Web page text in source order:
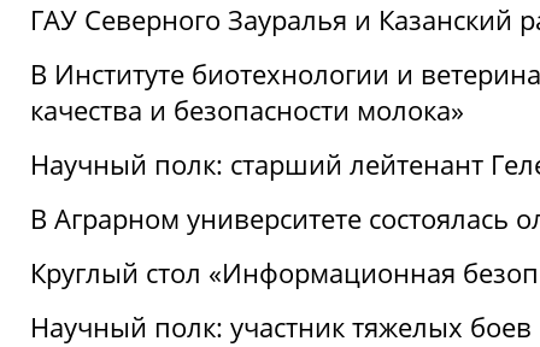
ГАУ Северного Зауралья и Казанский
В Институте биотехнологии и
качества и безопасности молока»
Научный полк: старший лейтенант
В Аграрном университете состоялась
Круглый стол «Информационная
Научный полк: участник тяжелых